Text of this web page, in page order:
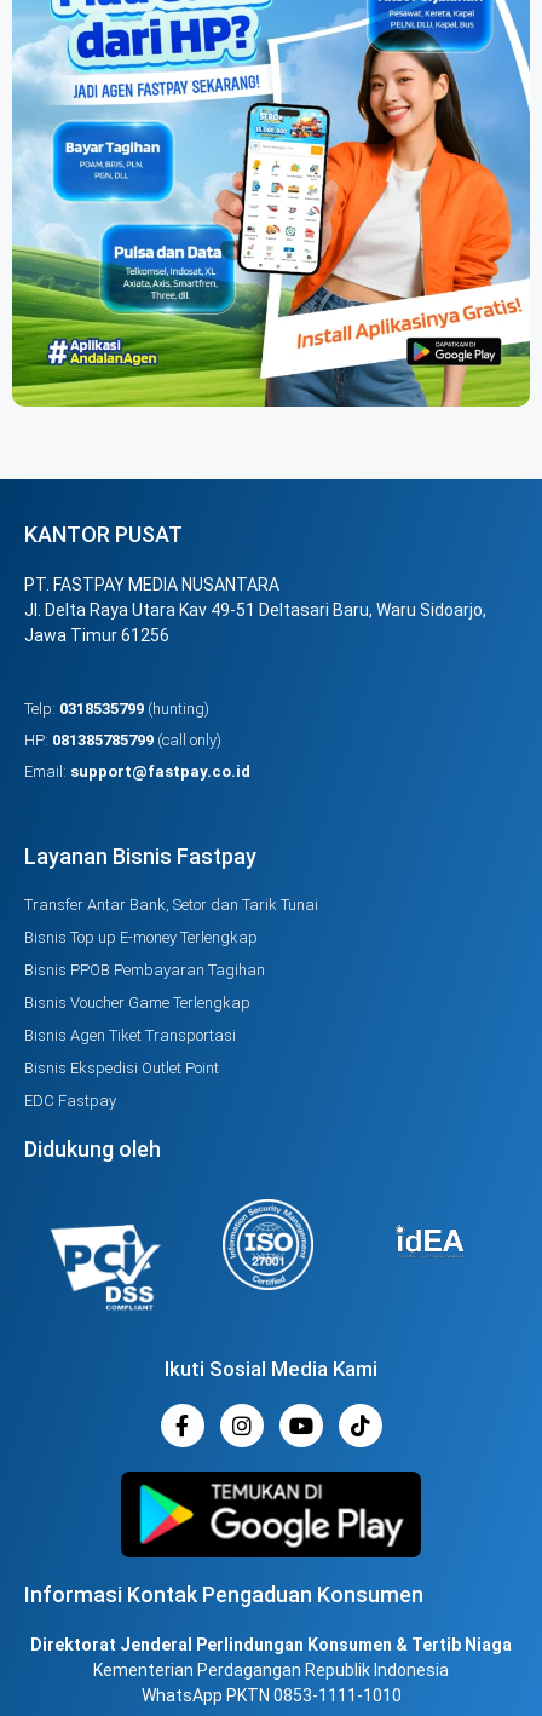
KANTOR PUSAT
PT. FASTPAY MEDIA NUSANTARA
Jl. Delta Raya Utara Kav 49-51 Deltasari Baru, Waru Sidoarjo,
Jawa Timur 61256
Telp: 0318535799 (hunting)
HP: 081385785799 (call only)
Email: support@fastpay.co.id
Layanan Bisnis Fastpay
Transfer Antar Bank, Setor dan Tarik Tunai
Bisnis Top up E-money Terlengkap
Bisnis PPOB Pembayaran Tagihan
Bisnis Voucher Game Terlengkap
Bisnis Agen Tiket Transportasi
Bisnis Ekspedisi Outlet Point
EDC Fastpay
Didukung oleh
Ikuti Sosial Media Kami
Informasi Kontak Pengaduan Konsumen
Direktorat Jenderal Perlindungan Konsumen & Tertib Niaga
Kementerian Perdagangan Republik Indonesia
WhatsApp PKTN 0853-1111-1010